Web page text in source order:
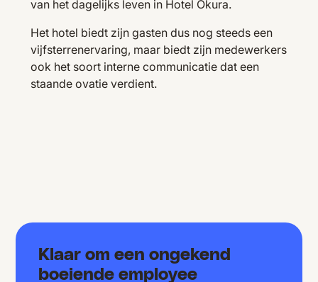
van het dagelijks leven in Hotel Okura.
Het hotel biedt zijn gasten dus nog steeds een
vijfsterrenervaring, maar biedt zijn medewerkers
ook het soort interne communicatie dat een
staande ovatie verdient.
Klaar om een ongekend
boeiende employee